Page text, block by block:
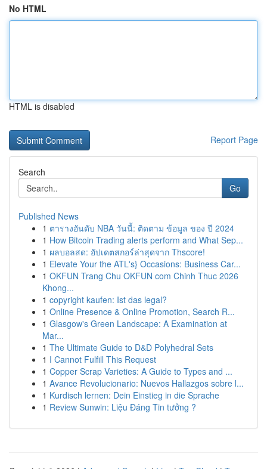
No HTML
HTML is disabled
Report Page
Search
Go
Published News
1 ตารางอันดับ NBA วันนี้: ติดตาม ข้อมูล ของ ปี 2024
1 How Bitcoin Trading alerts perform and What Sep...
1 ผลบอลสด: อัปเดตสกอร์ล่าสุดจาก Thscore!
1 Elevate Your the ATL's} Occasions: Business Car...
1 OKFUN Trang Chu OKFUN com Chinh Thuc 2026
Khong...
1 copyright kaufen: Ist das legal?
1 Online Presence & Online Promotion, Search R...
1 Glasgow's Green Landscape: A Examination at
Mar...
1 The Ultimate Guide to D&D Polyhedral Sets
1 I Cannot Fulfill This Request
1 Copper Scrap Varieties: A Guide to Types and ...
1 Avance Revolucionario: Nuevos Hallazgos sobre l...
1 Kurdisch lernen: Dein Einstieg in die Sprache
1 Review Sunwin: Liệu Đáng Tin tưởng ?